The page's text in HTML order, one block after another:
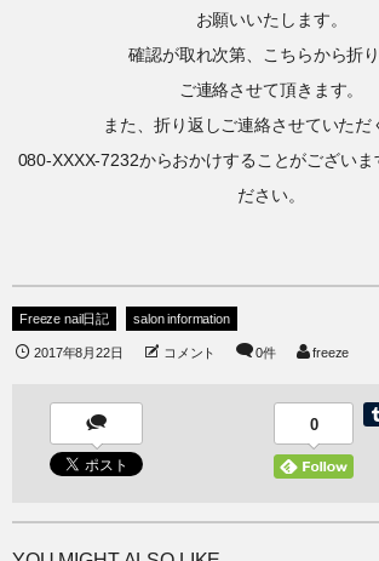
お願いいたします。
確認が取れ次第、こちらから折
ご連絡させて頂きます。
また、折り返しご連絡させていただ
080-XXXX-7232からおかけすることがございま
ださい。
Freeze nail日記 salon information
2017年8月22日 コメント 0件 freeze
0